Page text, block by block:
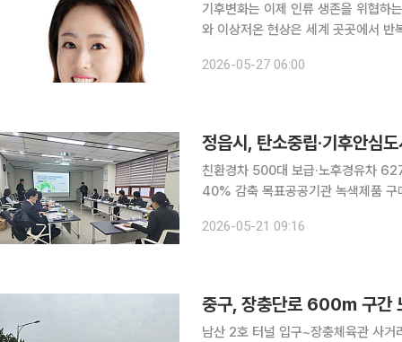
기후변화는 이제 인류 생존을 위협하
와 이상저온 현상은 세계 곳곳에서
안정적 공급은 국민 삶의 기본 조건
2026-05-27 06:00
정읍시, 탄소중립·기후안심
친환경차 500대 보급·노후경유차
40% 감축 목표공공기관 녹색제품 구매 확대 등 생
위기 적응 대책 수립, 공공기관 녹색
2026-05-21 09:16
중구, 장충단로 600m 구간
남산 2호 터널 입구~장충체육관 사거리노후